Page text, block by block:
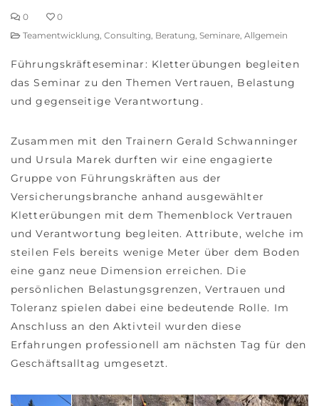
0
0
Teamentwicklung, Consulting, Beratung, Seminare, Allgemein
Führungskräfteseminar: Kletterübungen begleiten
das Seminar zu den Themen Vertrauen, Belastung
und gegenseitige Verantwortung.
Zusammen mit den Trainern Gerald Schwanninger
und Ursula Marek durften wir eine engagierte
Gruppe von Führungskräften aus der
Versicherungsbranche anhand ausgewählter
Kletterübungen mit dem Themenblock Vertrauen
und Verantwortung begleiten. Attribute, welche im
steilen Fels bereits wenige Meter über dem Boden
eine ganz neue Dimension erreichen. Die
persönlichen Belastungsgrenzen, Vertrauen und
Toleranz spielen dabei eine bedeutende Rolle. Im
Anschluss an den Aktivteil wurden diese
Erfahrungen professionell am nächsten Tag für den
Geschäftsalltag umgesetzt.